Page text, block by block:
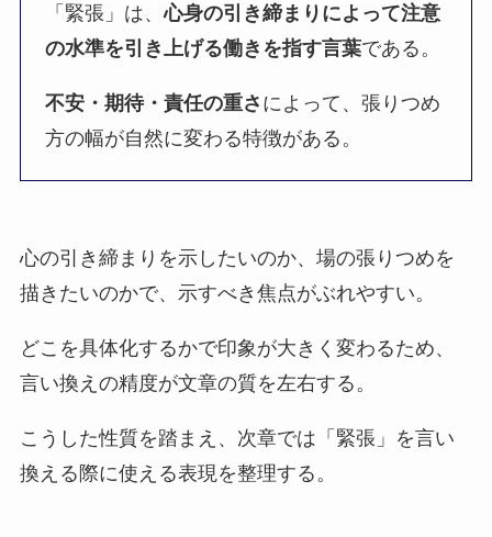
「緊張」は、心身の引き締まりによって注意
の水準を引き上げる働きを指す言葉である。
不安・期待・責任の重さ によって、張りつめ
方の幅が自然に変わる特徴がある。
心の引き締まりを示したいのか、場の張りつめを
描きたいのかで、示すべき焦点がぶれやすい。
どこを具体化するかで印象が大きく変わるため、
言い換えの精度が文章の質を左右する。
こうした性質を踏まえ、次章では「緊張」を言い
換える際に使える表現を整理する。